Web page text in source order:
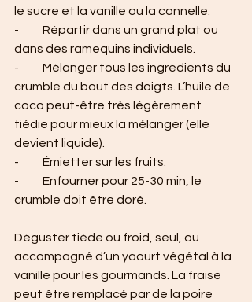
le sucre et la vanille ou la cannelle.
-          Répartir dans un grand plat ou
dans des ramequins individuels.
-          Mélanger tous les ingrédients du
crumble du bout des doigts. L’huile de
coco peut-être très légèrement
tiédie pour mieux la mélanger (elle
devient liquide).
-          Émietter sur les fruits.
-          Enfourner pour 25-30 min, le
crumble doit être doré.
Déguster tiède ou froid, seul, ou
accompagné d’un yaourt végétal à la
vanille pour les gourmands. La fraise
peut être remplacé par de la poire